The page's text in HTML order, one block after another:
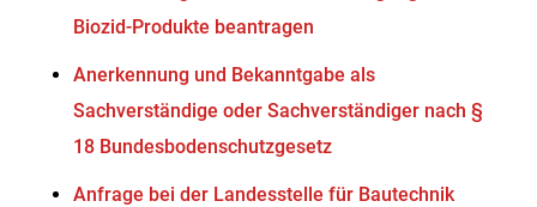
Biozid-Produkte beantragen
Anerkennung und Bekanntgabe als
Sachverständige oder Sachverständiger nach §
18 Bundesbodenschutzgesetz
Anfrage bei der Landesstelle für Bautechnik